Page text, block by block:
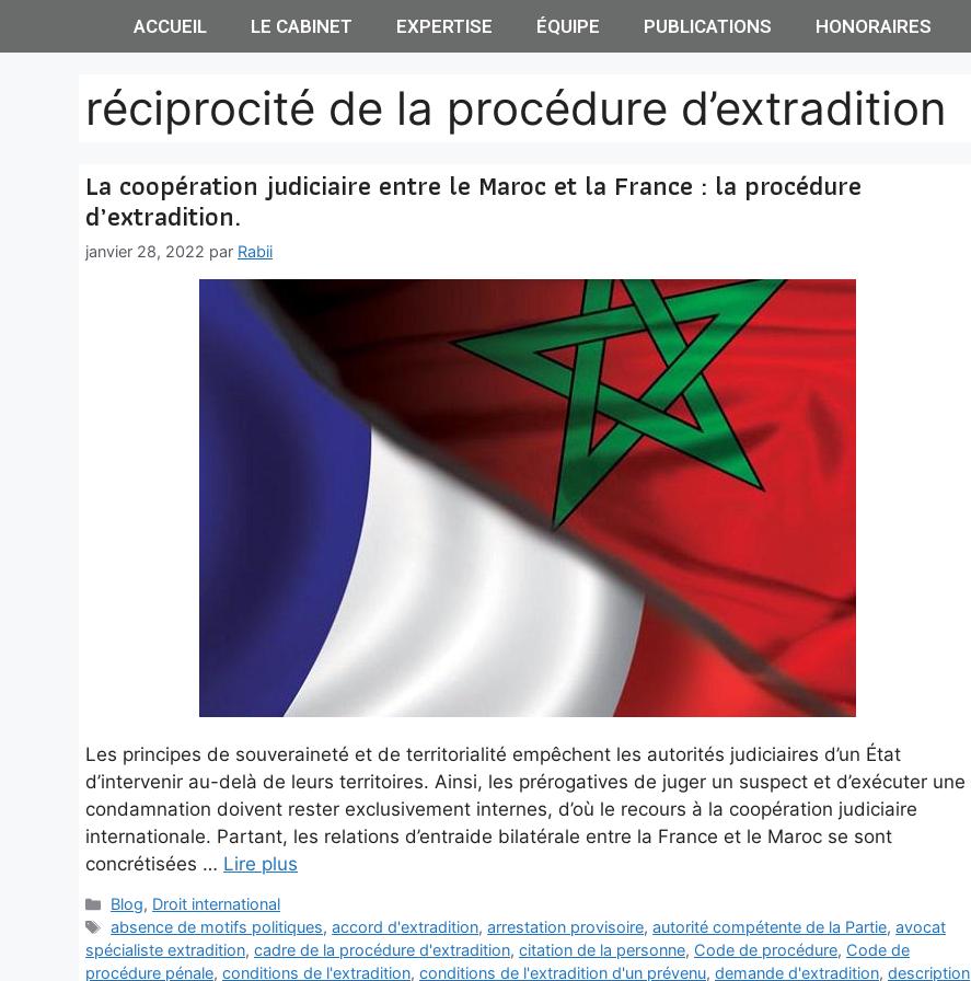
ACCUEIL LE CABINET EXPERTISE ÉQUIPE PUBLICATIONS HONORAIRES
réciprocité de la procédure d’extradition
La coopération judiciaire entre le Maroc et la France : la procédure
d’extradition.
janvier 28, 2022 par Rabii
Les principes de souveraineté et de territorialité empêchent les autorités judiciaires d’un État
d’intervenir au-delà de leurs territoires. Ainsi, les prérogatives de juger un suspect et d’exécuter une
condamnation doivent rester exclusivement internes, d’où le recours à la coopération judiciaire
internationale. Partant, les relations d’entraide bilatérale entre la France et le Maroc se sont
concrétisées … Lire plus
Blog, Droit international
absence de motifs politiques,accord d'extradition,arrestation provisoire,autorité compétente de la Partie,avocat
spécialiste extradition, cadre de la procédure d'extradition, citation de la personne, Code de procédure, Code de
procédure pénale, conditions de l'extradition, conditions de l'extradition d'un prévenu, demande d'extradition, description